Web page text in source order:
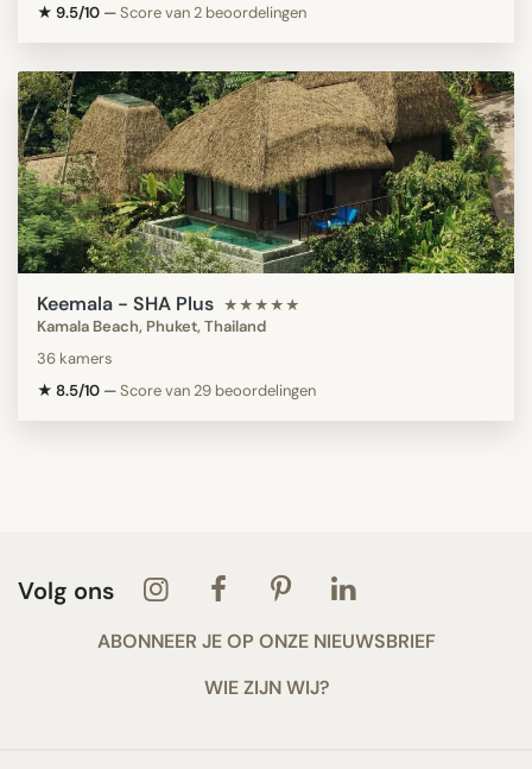
★ 9.5/10 —Score van 2 beoordelingen
Keemala - SHA Plus ★★★★★
Kamala Beach, Phuket, Thailand
36 kamers
★ 8.5/10 —Score van 29 beoordelingen
Volg ons
ABONNEER JE OP ONZE NIEUWSBRIEF
WIE ZIJN WIJ?